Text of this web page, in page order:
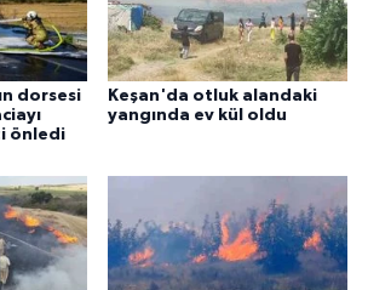
dorsesi
önledi
Keşan'da otluk alandaki
yangında ev kül oldu